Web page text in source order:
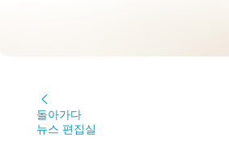
돌아가다
뉴스 편집실